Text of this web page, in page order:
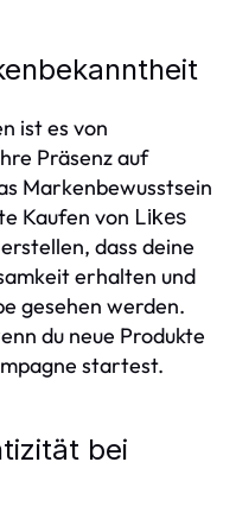
ist es von
Präsenz auf
Markenbewusstsein
Kaufen von Likes
dass deine
erhalten und
gesehen werden.
du neue Produkte
startest.
bei